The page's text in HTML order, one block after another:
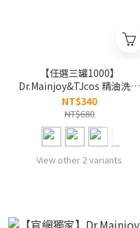
【任選三罐1000】
Dr.Mainjoy&TJcos 精油洗沐
系列/950ml
NT$340
NT$680
View other 2 variants